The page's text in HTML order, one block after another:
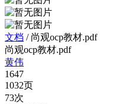
文档 / 尚观ocp教材.pdf
尚观ocp教材.pdf
黄伟
1647
1032页
73次